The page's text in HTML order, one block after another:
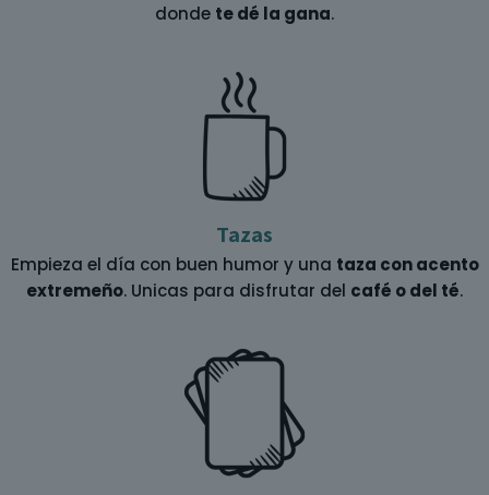
donde te dé la gana.
Tazas
Empieza el día con buen humor y una taza con acento
extremeño. Unicas para disfrutar del café o del té.